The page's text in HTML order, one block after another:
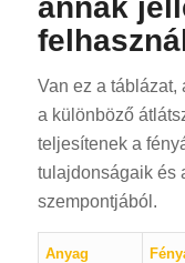
annak
Van ez a táblázat,
a különböző
teljesítenek a
tulajdonságaik és
szempontjából.
Anyag